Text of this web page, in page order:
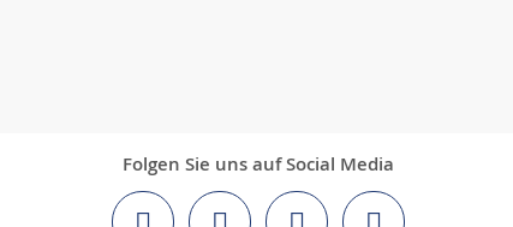
Folgen Sie uns auf Social Media